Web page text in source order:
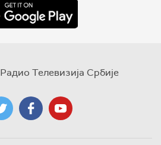
Радио Телевизија Србије